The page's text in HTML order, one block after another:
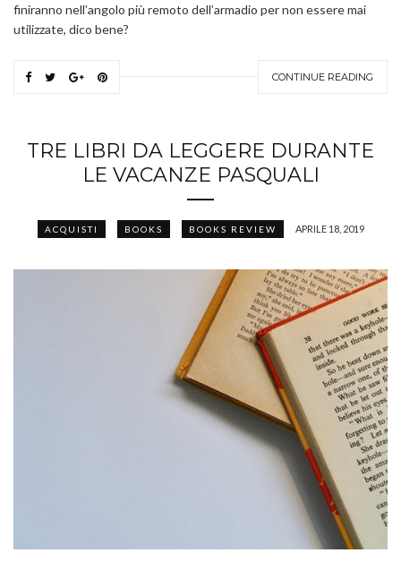
finiranno nell’angolo più remoto dell’armadio per non essere mai
utilizzate, dico bene?
CONTINUE READING
TRE LIBRI DA LEGGERE DURANTE
LE VACANZE PASQUALI
ACQUISTI BOOKS BOOKS REVIEW APRILE 18, 2019